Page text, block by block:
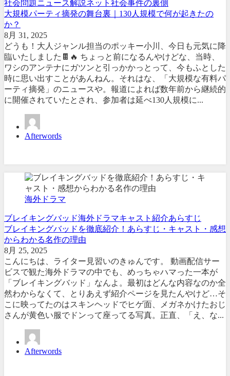
社会問題ニュース解説ネット社会事件の裏側
大規模パーティ摘発の舞台裏｜130人規模で何が起きたの
か？
8月 31, 2025
どうも！大人ジャンル担当のポッキー小川、今日も元気に降
臨いたしました🍫🔥 ちょっと前になるんやけどな、当時、
ワシのアンテナにガツンと引っかかっとって、今もふとした
時に思い出すことがあんねん。それはな、「大規模な有料パ
ーティ摘発」のニュースや。報道によれば数年前から継続的
に開催されていたとされ、参加者は延べ130人規模に...
Afterwords
海外ドラマ
ブレイキングバッド海外ドラマキャスト紹介あらすじ
ブレイキングバッドを徹底紹介！あらすじ・キャスト・感想
からわかる名作の理由
8月 25, 2025
こんにちは、ライター見習いのきゅんです。 動画配信サー
ビスで観た海外ドラマの中でも、めっちゃハマった一本が
「ブレイキングバッド」なんよ。最初はどんな内容なのか全
然わからなくて、とりあえず紹介ページを見たんやけど…そ
こに映ってたのはスキンヘッドでヒゲ面、メガネかけたおじ
さんが黄色い服でドンって座ってる写真。正直、「え、な...
Afterwords